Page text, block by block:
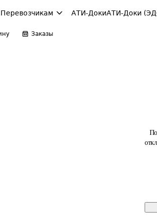
Перевозчикам АТИ-ДокиАТИ-Доки
Заказы